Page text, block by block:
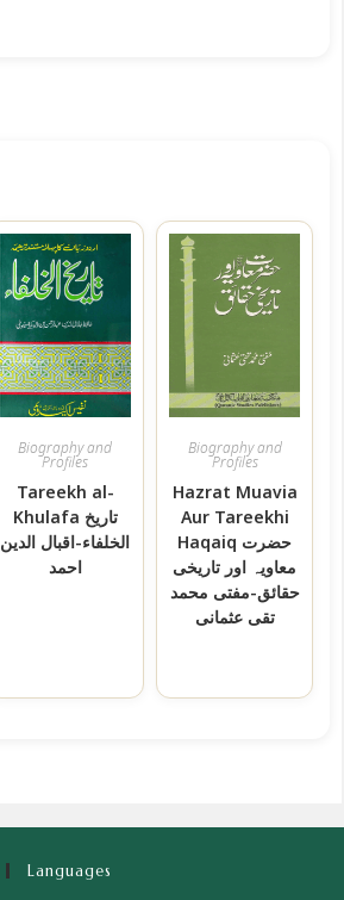
Biography and
Profiles
Tareekh al-
Khulafa تاریخ
الخلفاء-اقبال الدین
احمد
Biography and
Profiles
Hazrat Muavia
Aur Tareekhi
Haqaiq حضرت
معاویہ اور تاریخی
حقائق-مفتی محمد
تقی عثمانی
Languages